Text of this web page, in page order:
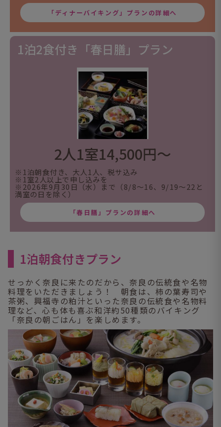
「ディナーバイキング」プランの詳細へ
1泊2食付き「春日膳」プラン
2人1室14,500円～
※1泊朝食付き、大人1人、税サ込み
※1室2人以上で申し込みを
※2026年9月30日（水）まで（8/8～16、9/19～22と
満室の日を除く）
「春日膳」プランの詳細へ
1泊朝食付きプラン
せっかく奈良に来たのだから、奈良の伝統食や名物
料理をいただきましょう！ 朝食は、柿の葉寿司や
茶粥、興福寺の粕汁といった奈良の伝統食や名物料
理など、心も体も喜ぶ和洋約50種類のバイキング
「奈良の朝ごはん」を楽しめます。